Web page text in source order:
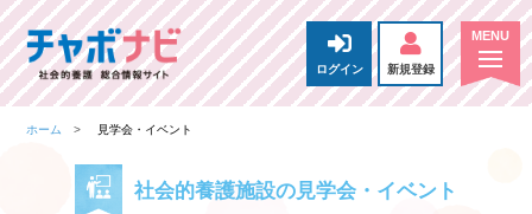
ログイン 新規登録
ホーム 見学会・イベント
社会的養護施設の見学会・イベント